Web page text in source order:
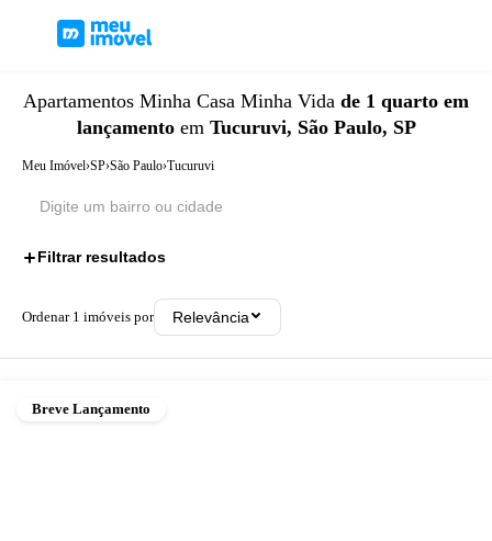
Apartamentos Minha Casa Minha Vida de 1 quarto em
lançamento em Tucuruvi, São Paulo, SP
Meu Imóvel›SP›São Paulo›Tucuruvi
Filtrar resultados
Ordenar 1 imóveis por Relevância
Breve Lançamento